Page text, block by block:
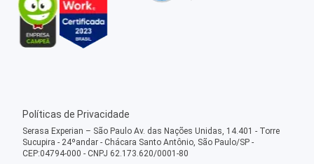
Políticas de Privacidade
Serasa Experian – São Paulo Av. das Nações Unidas, 14.401 - Torre
Sucupira - 24ºandar - Chácara Santo Antônio, São Paulo/SP -
CEP:04794-000 - CNPJ 62.173.620/0001-80